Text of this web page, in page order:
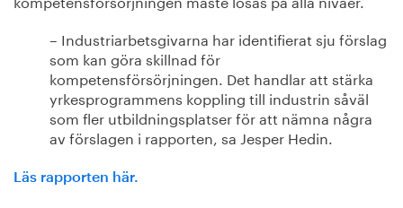
– Industriarbetsgivarna har identifierat sju förslag
som kan göra skillnad för
kompetensförsörjningen. Det handlar att stärka
yrkesprogrammens koppling till industrin såväl
som fler utbildningsplatser för att nämna några
av förslagen i rapporten, sa Jesper Hedin.
Läs rapporten här.